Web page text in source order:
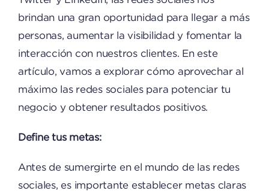
brindan una gran oportunidad para llegar a más
personas, aumentar la visibilidad y fomentar la
interacción con nuestros clientes. En este
artículo, vamos a explorar cómo aprovechar al
máximo las redes sociales para potenciar tu
negocio y obtener resultados positivos.
Define tus metas:
Antes de sumergirte en el mundo de las redes
sociales, es importante establecer metas claras